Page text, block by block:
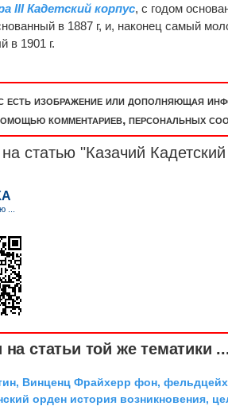
III Кадетский корпус, с годом
в 1887 г, и, наконец самый
в 1901 г.
есть изображение или дополняющая
комментариев, персональных
статью "Казачий Кадетский
статьи той же тематики
Винценц Фрайхерр фон,
орден история возникновения,